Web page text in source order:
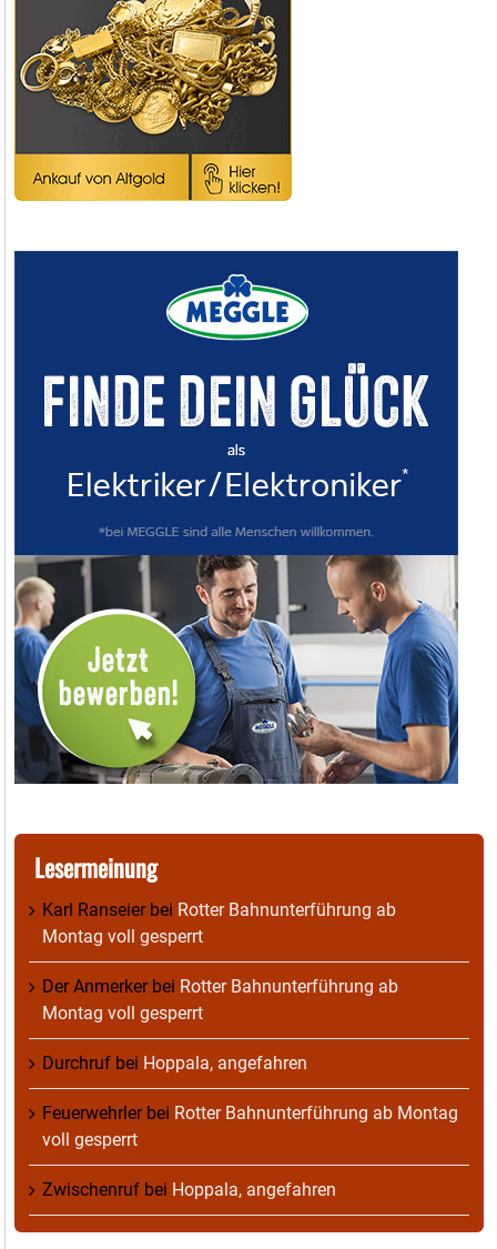
Lesermeinung
Karl Ranseierbei Rotter Bahnunterführung ab
Montag voll gesperrt
Der Anmerkerbei Rotter Bahnunterführung ab
Montag voll gesperrt
Durchruf bei Hoppala, angefahren
Feuerwehrlerbei Rotter Bahnunterführung ab Montag
voll gesperrt
Zwischenruf bei Hoppala, angefahren